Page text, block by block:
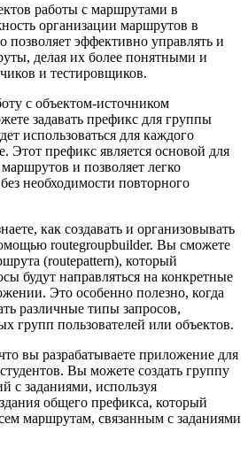
работы с маршрутами в
организации маршрутов в
позволяет эффективно управлять и
делая их более понятными и
и тестировщиков.
с объектом-источником
задавать префикс для группы
использоваться для каждого
Этот префикс является основой для
и позволяет легко
необходимости повторного
как создавать и организовывать
routegroupbuilder. Вы сможете
(routepattern), который
будут направляться на конкретные
Это особенно полезно, когда
различные типы запросов,
групп пользователей или объектов.
вы разрабатываете приложение для
Вы можете создать группу
с заданиями, используя
общего префикса, который
маршрутам, связанным с заданиями